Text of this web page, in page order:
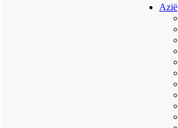
Azië